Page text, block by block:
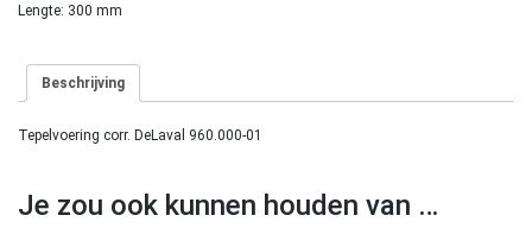
Lengte: 300 mm
Beschrijving
Tepelvoering corr. DeLaval 960.000-01
Je zou ook kunnen houden van …